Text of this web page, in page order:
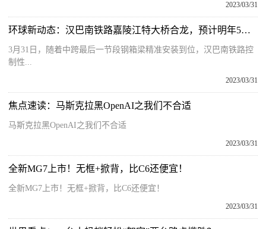
2023/03/31
环球新动态：汉巴南铁路嘉陵江特大桥合龙，预计明年5月具备通车条件
3月31日，随着中跨最后一节段钢箱梁精准安装到位，汉巴南铁路控
制性...
2023/03/31
焦点速读：马斯克拉黑OpenAI之我们不合适
马斯克拉黑OpenAI之我们不合适
2023/03/31
全新MG7上市！无框+掀背，比C6还便宜！
全新MG7上市！无框+掀背，比C6还便宜！
2023/03/31